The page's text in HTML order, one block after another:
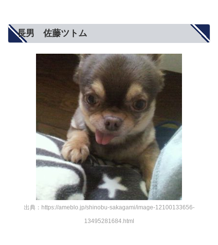
長男 佐藤ツトム
出典：https://ameblo.jp/shinobu-sakagami/image-12100133656-
13495281684.html